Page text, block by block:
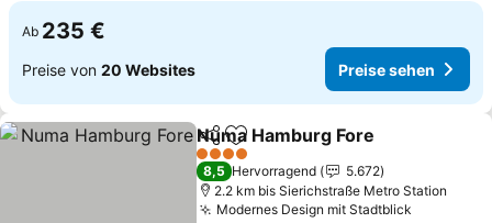
Ab 235 €
Preise von 20 Websites Preise sehen
TeilenZu Favoriten hinzufügen
Numa Hamburg Fore
4 Sterne
8,5 Hervorragend
5.672
2.2 km bis Sierichstraße Metro Station
Modernes Design mit Stadtblick